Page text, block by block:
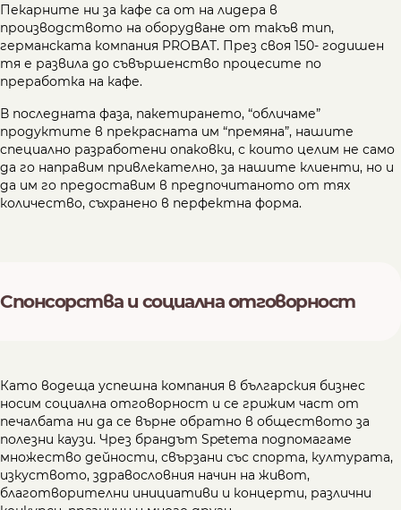
Пекарните ни за кафе са от на лидера в
производството на оборудване от такъв тип,
германската компания PROBAT. През своя 150- годишен
тя е развила до съвършенство процесите по
преработка на кафе.
В последната фаза, пакетирането, “обличаме”
продуктите в прекрасната им “премяна”, нашите
специално разработени опаковки, с които целим не само
да го направим привлекателно, за нашите клиенти, но и
да им го предоставим в предпочитаното от тях
количество, съхранено в перфектна форма.
Спонсорства и социална отговорност
Като водеща успешна компания в българския бизнес
носим социална отговорност и се грижим част от
печалбата ни да се върне обратно в обществото за
полезни каузи. Чрез брандът Spetema подпомагаме
множество дейности, свързани със спорта, културата,
изкуството, здравословния начин на живот,
благотворителни инициативи и концерти, различни